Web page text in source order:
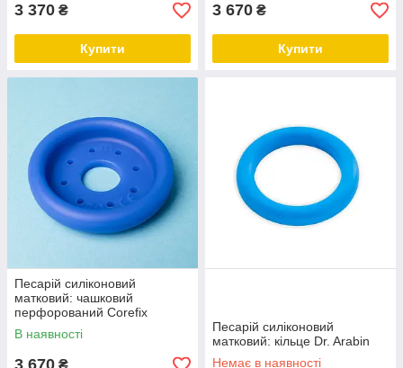
3 370 ₴
Купити
3 670 ₴
Купити
Песарій силіконовий
матковий: чашковий
перфорований Corefix
В наявності
3 670 ₴
Песарій силіконовий
матковий: кільце Dr. Arabin
Немає в наявності